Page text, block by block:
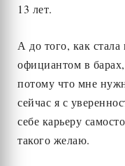
13 лет.
А до того, как
официантом в
потому что мне
сейчас я с
себе карьеру
такого желаю.